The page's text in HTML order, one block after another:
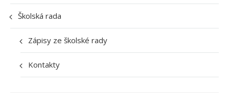
Školská rada
Zápisy ze školské rady
Kontakty